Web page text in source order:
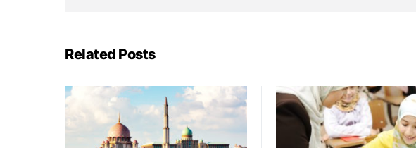
Related Posts